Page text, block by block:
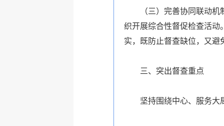
（三）完善协同联动
织开展综合性督促检查活动
实，既防止督查缺位，又避
三、突出督查重点
坚持围绕中心、服务大